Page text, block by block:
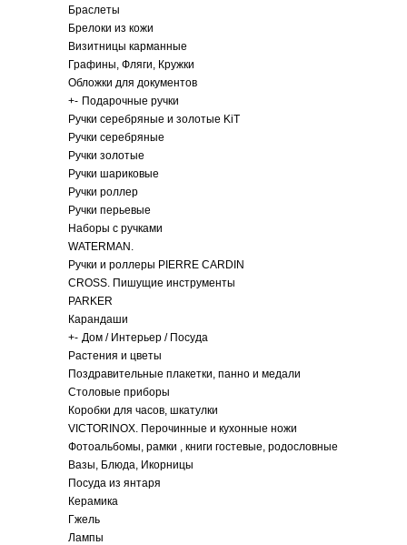
Браслеты
Брелоки из кожи
Визитницы карманные
Графины, Фляги, Кружки
Обложки для документов
+- Подарочные ручки
Ручки серебряные и золотые KiT
Ручки серебряные
Ручки золотые
Ручки шариковые
Ручки роллер
Ручки перьевые
Наборы с ручками
WATERMAN.
Ручки и роллеры PIERRE CARDIN
CROSS. Пишущие инструменты
PARKER
Карандаши
+- Дом / Интерьер / Посуда
Растения и цветы
Поздравительные плакетки, панно и медали
Столовые приборы
Коробки для часов, шкатулки
VICTORINOX. Перочинные и кухонные ножи
Фотоальбомы, рамки , книги гостевые, родословные
Вазы, Блюда, Икорницы
Посуда из янтаря
Керамика
Гжель
Лампы